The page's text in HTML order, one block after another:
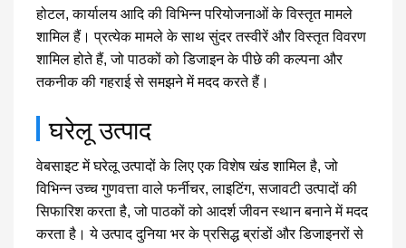
होटल, कार्यालय आदि की विभिन्न परियोजनाओं के विस्तृत मामले
शामिल हैं। प्रत्येक मामले के साथ सुंदर तस्वीरें और विस्तृत विवरण
शामिल होते हैं, जो पाठकों को डिजाइन के पीछे की कल्पना और
तकनीक की गहराई से समझने में मदद करते हैं।
घरेलू उत्पाद
वेबसाइट में घरेलू उत्पादों के लिए एक विशेष खंड शामिल है, जो
विभिन्न उच्च गुणवत्ता वाले फर्नीचर, लाइटिंग, सजावटी उत्पादों की
सिफारिश करता है, जो पाठकों को आदर्श जीवन स्थान बनाने में मदद
करता है। ये उत्पाद दुनिया भर के प्रसिद्ध ब्रांडों और डिजाइनरों से